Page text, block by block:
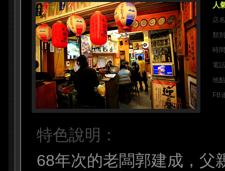
人
店
類
時
電
地
FB
特色說明：
68年次的老闆郭建成，父